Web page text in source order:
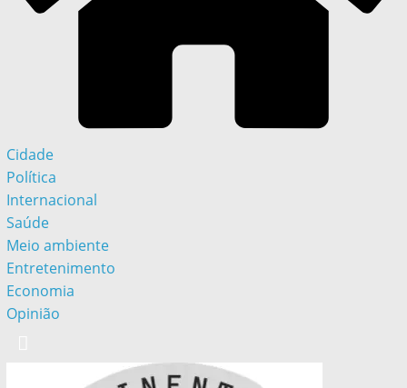
Cidade
Política
Internacional
Saúde
Meio ambiente
Entretenimento
Economia
Opinião